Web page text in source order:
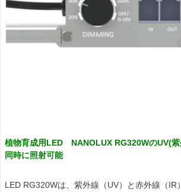
植物育成用LED NANOLUX RG320WのUV(
同時に照射可能
LED RG320Wは、紫外線（UV）と赤外線（IR